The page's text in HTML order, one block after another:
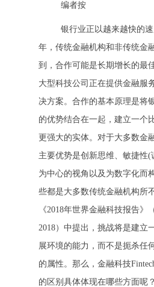
编者按
银行业正以越来越快的
年，传统金融机构和非传统金
到，合作可能是长期增长的最
大型科技公司正在提供金融服
决方案。合作的基本原理是将
的优势结合在一起，建立一个
更强大的实体。对于大多数金
主要优势是创新思维、敏捷性
为中心的视角以及为数字化而
些都是大多数传统金融机构所
《2018年世界金融科技报告》
2018）中提出，挑战将是建立
展环境的能力，而不是扼杀任
的属性。那么，金融科技
的区别具体体现在哪些方面呢？